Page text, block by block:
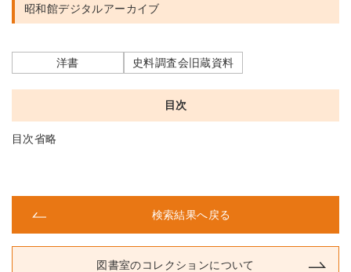
昭和館デジタルアーカイブ
洋書 史料調査会旧蔵資料
目次
目次省略
検索結果へ戻る
図書室のコレクションについて